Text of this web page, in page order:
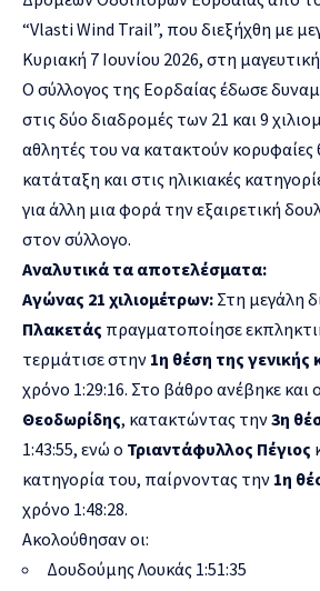
“Vlasti Wind Trail”, που διεξήχθη με
Κυριακή 7 Ιουνίου 2026, στη
Ο σύλλογος της Εορδαίας έδωσε
στις δύο διαδρομές των 21 και 9
αθλητές του να κατακτούν κορυφαίες
κατάταξη και στις ηλικιακές
για άλλη μια φορά την εξαιρετική
στον σύλλογο.
Αναλυτικά τα αποτελέσματα:
Αγώνας 21 χιλιομέτρων: Στη μεγάλη
Πλακετάς πραγματοποίησε
τερμάτισε στην 1η θέση της
χρόνο 1:29:16. Στο βάθρο ανέβηκε και ο
Θεοδωρίδης, κατακτώντας την3η
1:43:55, ενώ ο Τριαντάφυλλος Πέγιος
κατηγορία του, παίρνοντας την 1η
χρόνο 1:48:28.
Ακολούθησαν οι:
Δουδούμης Λουκάς 1:51:35